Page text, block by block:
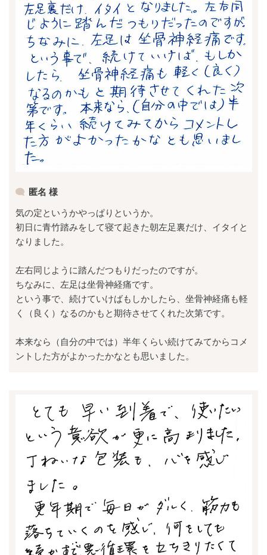
匿名 様
気の定というかやっぱりというか。
初日に青竹踏みをして寝て起きた朝左足裏だけ、イタイと
なりました。
左右同じように踏んだつもりだったのですが。
ちなみに、左足は坐骨神経痛です。
という事で、続けていけばもしかしたら、坐骨神経痛も軽
く（良く）なるのかもと期待させてくれた次第です。
本来なら（自分の中では）半年くらい続けてみてからコメ
ントした方がよかったかなとも思いました。